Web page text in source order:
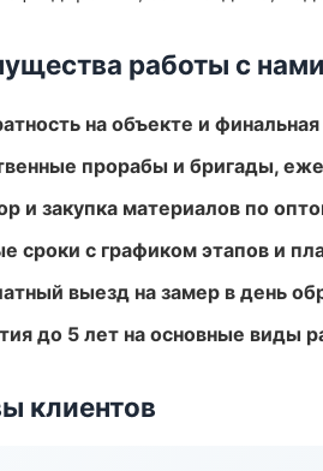
работы с нами
на объекте и
прорабы и бригады,
и закупка материалов по
сроки с графиком этапов и
выезд на замер в день
до 5 лет на основные виды
клиентов